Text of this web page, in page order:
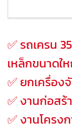
✅ รถเครน
เหล็กขนาดใ
✅ ยกเครื่อง
✅ งานก่อสร้
✅ งานโครง